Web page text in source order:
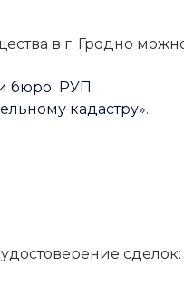
в г. Гродно
и бюро РУП
кадастру».
сделок: